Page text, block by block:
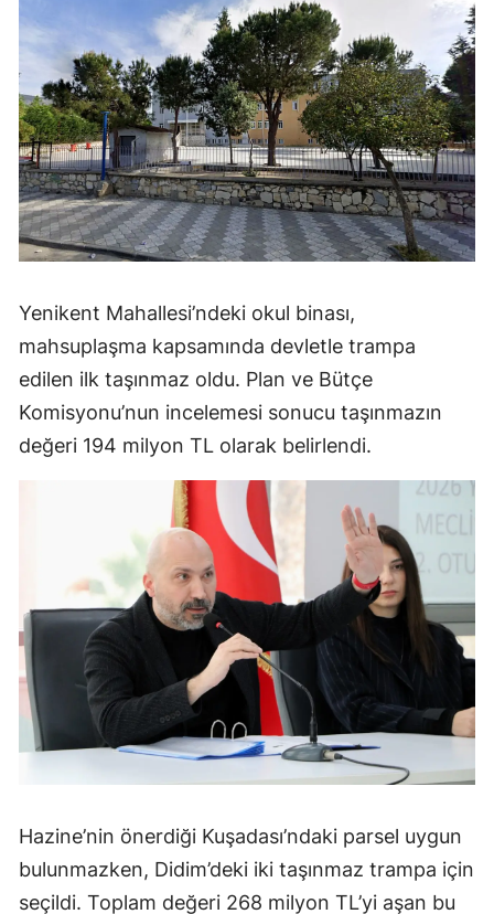
Yenikent Mahallesi’ndeki okul binası,
mahsuplaşma kapsamında devletle trampa
edilen ilk taşınmaz oldu. Plan ve Bütçe
Komisyonu’nun incelemesi sonucu taşınmazın
değeri 194 milyon TL olarak belirlendi.
Hazine’nin önerdiği Kuşadası’ndaki parsel uygun
bulunmazken, Didim’deki iki taşınmaz trampa için
seçildi. Toplam değeri 268 milyon TL’yi aşan bu